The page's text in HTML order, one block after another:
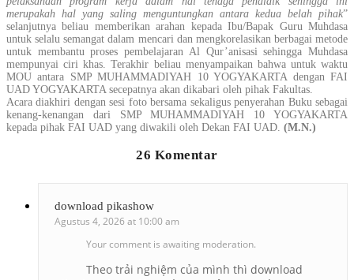
merupakah hal yang saling menguntungkan antara kedua belah pihak”
selanjutnya beliau memberikan arahan kepada Ibu/Bapak Guru Muhdasa
untuk selalu semangat dalam mencari dan mengkorelasikan berbagai metode
untuk membantu proses pembelajaran Al Qur’anisasi sehingga Muhdasa
mempunyai ciri khas. Terakhir beliau menyampaikan bahwa untuk waktu
MOU antara SMP MUHAMMADIYAH 10 YOGYAKARTA dengan FAI
UAD YOGYAKARTA secepatnya akan dikabari oleh pihak Fakultas.
Acara diakhiri dengan sesi foto bersama sekaligus penyerahan Buku sebagai
kenang-kenangan dari SMP MUHAMMADIYAH 10 YOGYAKARTA
kepada pihak FAI UAD yang diwakili oleh Dekan FAI UAD. (M.N.)
26 Komentar
download pikashow
Agustus 4, 2026 at 10:00 am
Your comment is awaiting moderation.
Theo trải nghiệm của mình thì download